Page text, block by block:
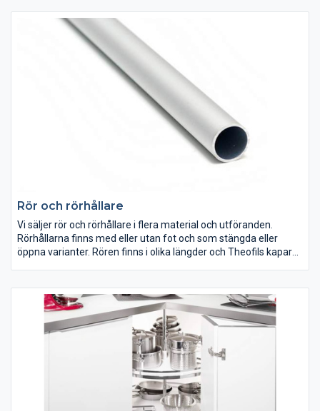
hjul finns allt från större industrihjul till mindre länkhjul och
silfulla designhjul. Inom denna produktgrupp hittar du också
bordsreglar, glidknappar och vridplattor.
Rör och rörhållare
Vi säljer rör och rörhållare i flera material och utföranden.
Rörhållarna finns med eller utan fot och som stängda eller
öppna varianter. Rören finns i olika längder och Theofils kapar